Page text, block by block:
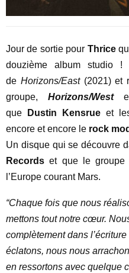
Jour de sortie pour Thrice
douzième album studio
de Horizons/East (2021) et
groupe,Horizons/West
que
Dustin Kensrueet
encore et encore le rock
Un disque qui se découvre
Records et que le groupe
l’Europe courant Mars.
“Chaque fois que nous
mettons tout notre cœur.
complètement dans
éclatons, nous nous
en ressortons avec quelque